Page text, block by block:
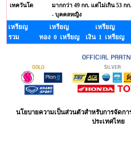
เทควันโด
มากกว่า 49 กก. แต่ไม่เกิน 53 กก
- บุคคลหญิง
เหรียญ
รวม
เหรียญ
ทอง 0 เหรียญ
เหรียญ
เงิน 1 เหรียญ
นโยบายความเป็นส่วนตัวสำหรับการจัดก
ประเทศไทย